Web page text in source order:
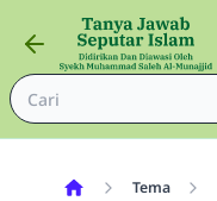
Tema